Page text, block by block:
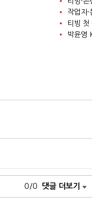
작업자
0/0 댓글 더보기